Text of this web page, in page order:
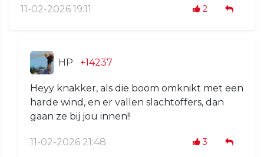
11-02-2026 19:11 2
HP +14237
Heyy knakker, als die boom omknikt met een
harde wind, en er vallen slachtoffers, dan
gaan ze bij jou innen!!
11-02-2026 21:48 3